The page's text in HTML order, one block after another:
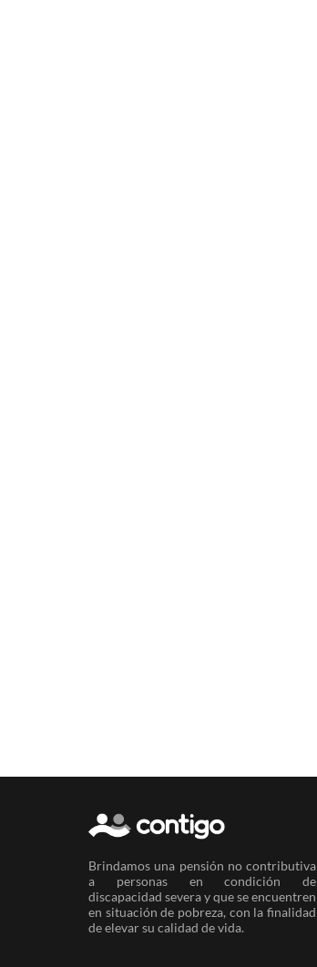
Brindamos una pensión no contributiva
a personas en condición de
discapacidad severa y que se encuentren
en situación de pobreza, con la finalidad
de elevar su calidad de vida.